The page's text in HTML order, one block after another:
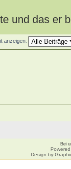
und das er
anzeigen:
Bei
Design by